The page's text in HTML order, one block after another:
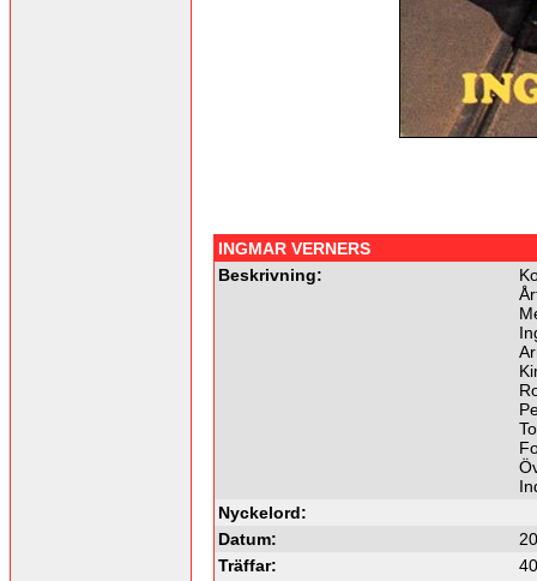
INGMAR VERNERS
Beskrivning:
Nyckelord:
Datum:
Träffar: